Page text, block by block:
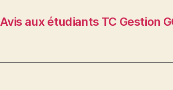
Avis aux étudiants TC Gestion